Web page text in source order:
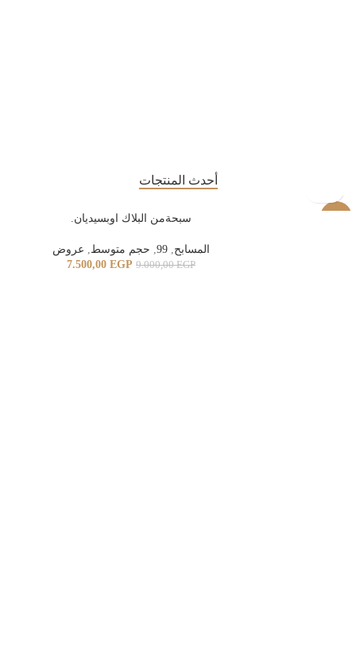
أحدث المنتجات
سبحةمن البلاك اوبسيديان.
المسابح 99 حجم متوسط عروض
9.000,00EGP
7.500,00 EGP